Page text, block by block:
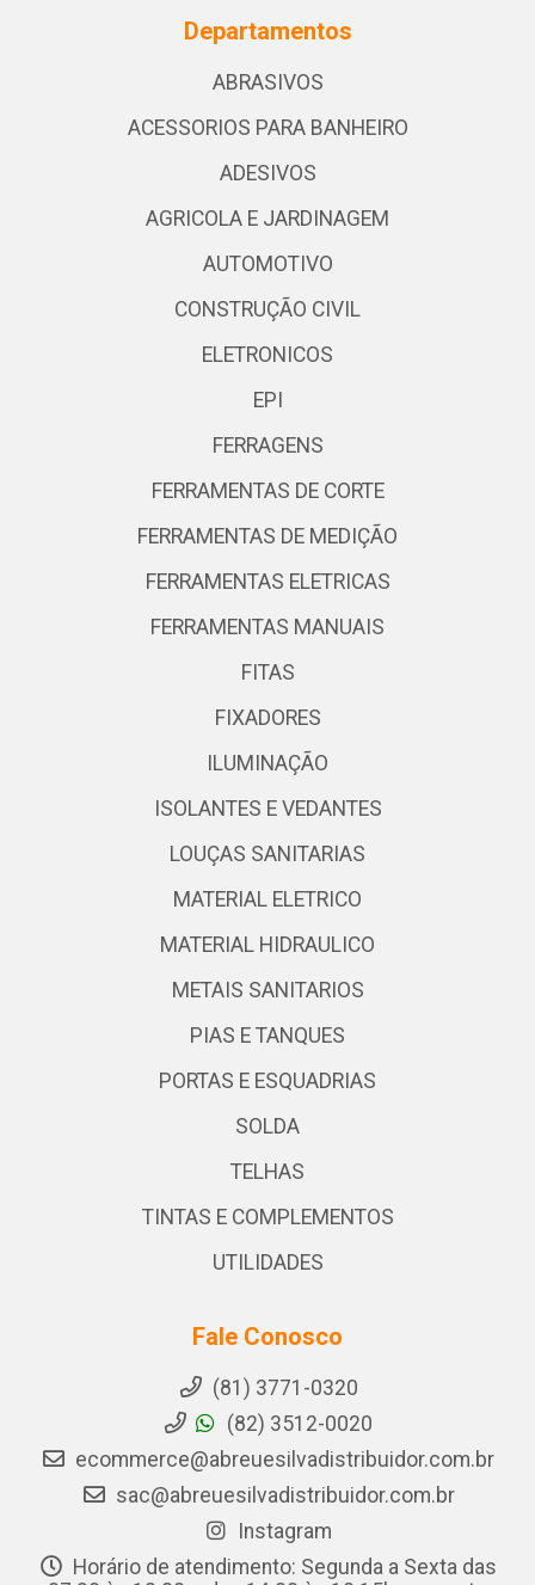
Departamentos
ABRASIVOS
ACESSORIOS PARA BANHEIRO
ADESIVOS
AGRICOLA E JARDINAGEM
AUTOMOTIVO
CONSTRUÇÃO CIVIL
ELETRONICOS
EPI
FERRAGENS
FERRAMENTAS DE CORTE
FERRAMENTAS DE MEDIÇÃO
FERRAMENTAS ELETRICAS
FERRAMENTAS MANUAIS
FITAS
FIXADORES
ILUMINAÇÃO
ISOLANTES E VEDANTES
LOUÇAS SANITARIAS
MATERIAL ELETRICO
MATERIAL HIDRAULICO
METAIS SANITARIOS
PIAS E TANQUES
PORTAS E ESQUADRIAS
SOLDA
TELHAS
TINTAS E COMPLEMENTOS
UTILIDADES
Fale Conosco
(81) 3771-0320
(82) 3512-0020
ecommerce@abreuesilvadistribuidor.com.br
sac@abreuesilvadistribuidor.com.br
Instagram
Horário de atendimento: Segunda a Sexta das